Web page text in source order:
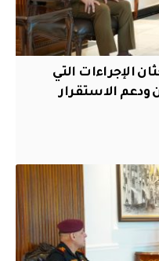
الإجراءات التي
الاستقرار